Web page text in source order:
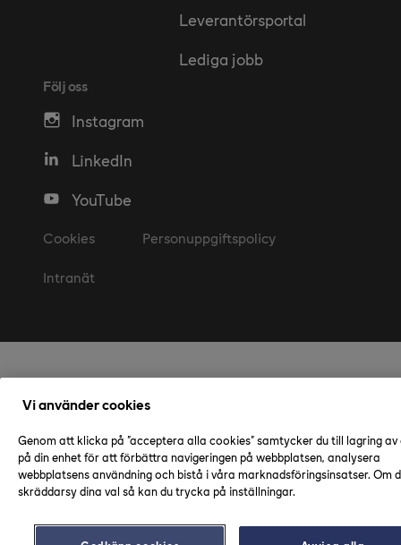
Leverantörsportal
Lediga jobb
Följ oss
Instagram
LinkedIn
YouTube
Cookies Personuppgiftspolicy
Intranät
Vi använder cookies
Genom att klicka på "acceptera alla cookies" samtycker du till lagring av
på din enhet för att förbättra navigeringen på webbplatsen, analysera
webbplatsens användning och bistå i våra marknadsföringsinsatser. Om
skräddarsy dina val så kan du trycka på inställningar.